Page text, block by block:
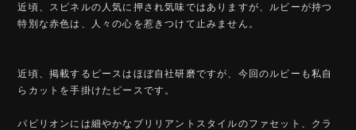
近頃、スピネルの人気に押され気味ではありますが、ルビーが持つ
特別な赤色は、人々の心を惹きつけて止みません。
近頃、掲載するピースはほぼ自社研磨ですが、今回のルビーも私自
らカットを手掛けたピースです。
パビリオンには細やかなブリリアントスタイルのファセット、クラ